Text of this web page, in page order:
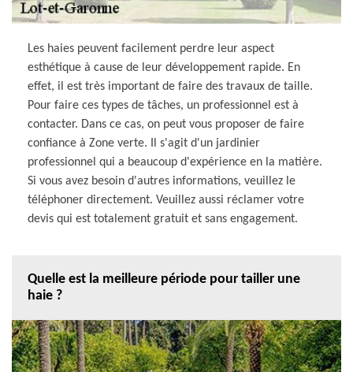
Les haies peuvent facilement perdre leur aspect
esthétique à cause de leur développement rapide. En
effet, il est très important de faire des travaux de taille.
Pour faire ces types de tâches, un professionnel est à
contacter. Dans ce cas, on peut vous proposer de faire
confiance à Zone verte. Il s'agit d'un jardinier
professionnel qui a beaucoup d'expérience en la matière.
Si vous avez besoin d'autres informations, veuillez le
téléphoner directement. Veuillez aussi réclamer votre
devis qui est totalement gratuit et sans engagement.
Quelle est la meilleure période pour tailler une
haie ?